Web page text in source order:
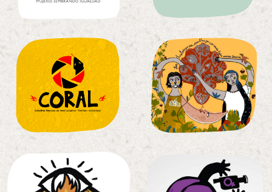
Escuelazbr>
de
comunicacion
tierra y
territorio
Mujeres
entrelazando
relatos
y
territorios